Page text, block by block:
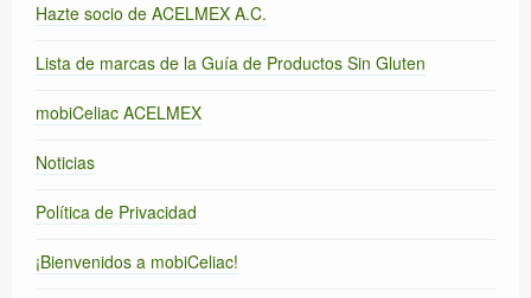
Hazte socio de ACELMEX A.C.
Lista de marcas de la Guía de Productos Sin Gluten
mobiCeliac ACELMEX
Noticias
Política de Privacidad
¡Bienvenidos a mobiCeliac!